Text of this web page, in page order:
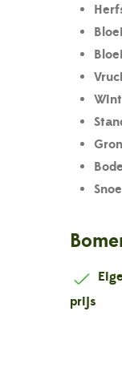
prijs